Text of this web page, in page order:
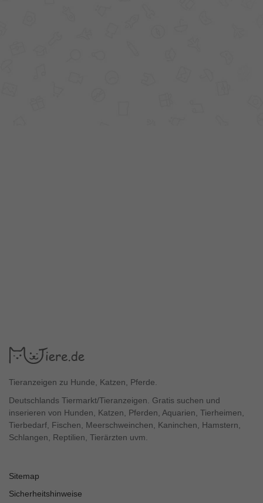
Tieranzeigen zu Hunde, Katzen, Pferde.
Deutschlands Tiermarkt/Tieranzeigen. Gratis suchen und
inserieren von Hunden, Katzen, Pferden, Aquarien, Tierheimen,
Tierbedarf, Fischen, Meerschweinchen, Kaninchen, Hamstern,
Schlangen, Reptilien, Tierärzten uvm.
Sitemap
Sicherheitshinweise